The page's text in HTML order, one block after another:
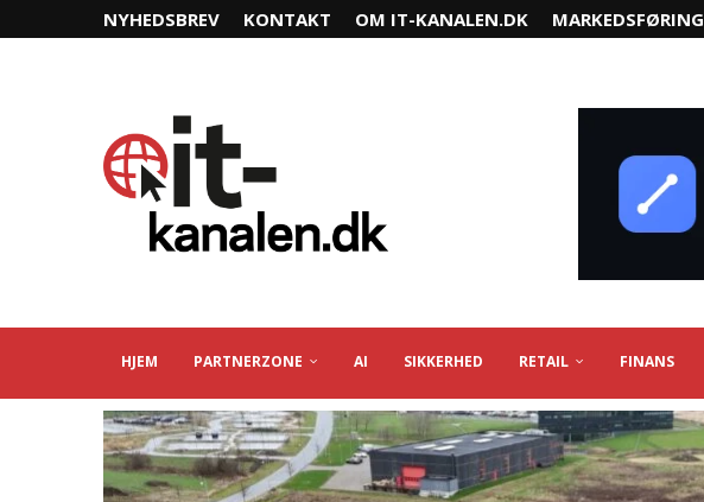
NYHEDSBREV KONTAKT OM IT-KANALEN.DK MARKEDSFØRING
HJEM PARTNERZONE AI SIKKERHED RETAIL FINANS